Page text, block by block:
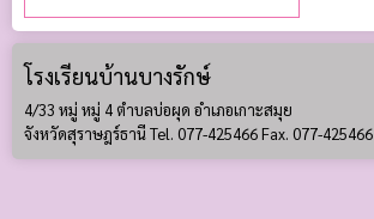
โรงเรียนบ้านบางรักษ์
4/33 หมู่ หมู่ 4 ตำบลบ่อผุด อำเภอเกาะสมุย
จังหวัดสุราษฎร์ธานี Tel. 077-425466 Fax. 077-425466